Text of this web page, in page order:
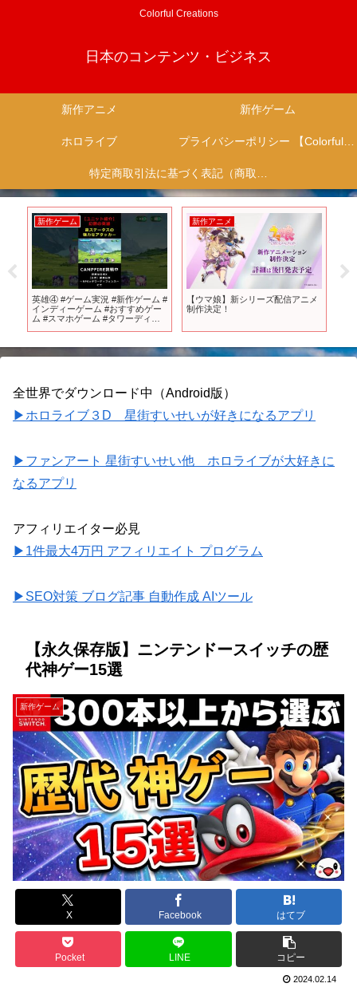
Colorful Creations
日本のコンテンツ・ビジネス
新作アニメ 新作ゲーム
ホロライブ プライバシーポリシー 【Colorful Creation】
特定商取引法に基づく表記（商取引に関する開示）
新作ゲーム
英雄④ #ゲーム実況 #新作ゲーム #
インディーゲーム #おすすめゲー
ム #スマホゲーム #タワーディフ
新作アニメ
【ウマ娘】新シリーズ配信アニメ
制作決定！
全世界でダウンロード中（Android版）
▶ホロライブ３D 星街すいせいが好きになるアプリ
▶ファンアート 星街すいせい他 ホロライブが大好きに
なるアプリ
アフィリエイター必見
▶1件最大4万円 アフィリエイト プログラム
▶SEO対策 ブログ記事 自動作成 AIツール
【永久保存版】ニンテンドースイッチの歴
代神ゲー15選
新作ゲーム
X Facebook はてブ
Pocket LINE コピー
2024.02.14